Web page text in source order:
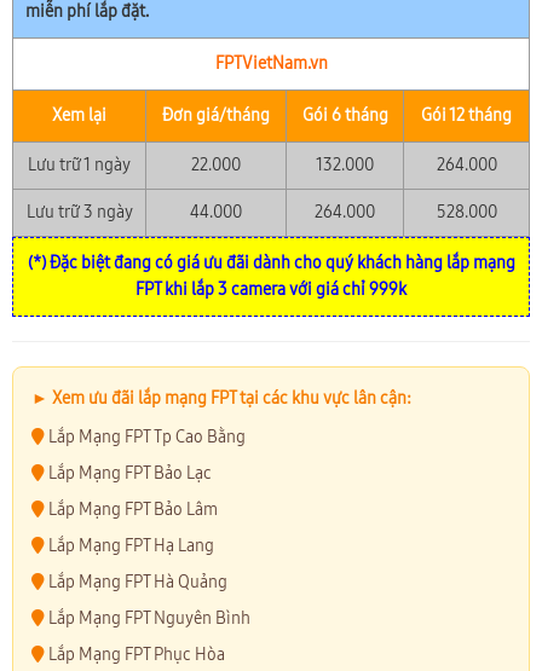
miễn phí lắp đặt.
FPTVietNam.vn
Xem lại Đơn giá/tháng Gói 6 tháng Gói 12 tháng
Lưu trữ 1 ngày 22.000 132.000 264.000
Lưu trữ 3 ngày 44.000 264.000 528.000
(*) Đặc biệt đang có giá ưu đãi dành cho quý khách hàng lắp mạng
FPT khi lắp 3 camera với giá chỉ 999k
► Xem ưu đãi lắp mạng FPT tại các khu vực lân cận:
Lắp Mạng FPT Tp Cao Bằng
Lắp Mạng FPT Bảo Lạc
Lắp Mạng FPT Bảo Lâm
Lắp Mạng FPT Hạ Lang
Lắp Mạng FPT Hà Quảng
Lắp Mạng FPT Nguyên Bình
Lắp Mạng FPT Phục Hòa